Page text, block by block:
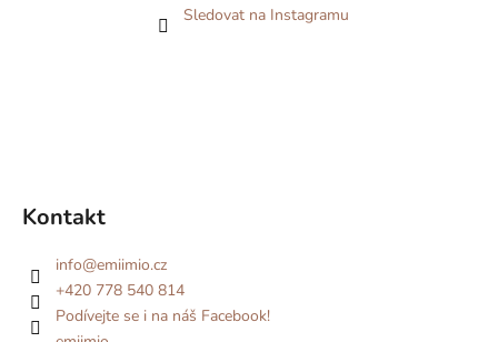
Sledovat na Instagramu
Kontakt
info@emiimio.cz
+420 778 540 814
Podívejte se i na náš Facebook!